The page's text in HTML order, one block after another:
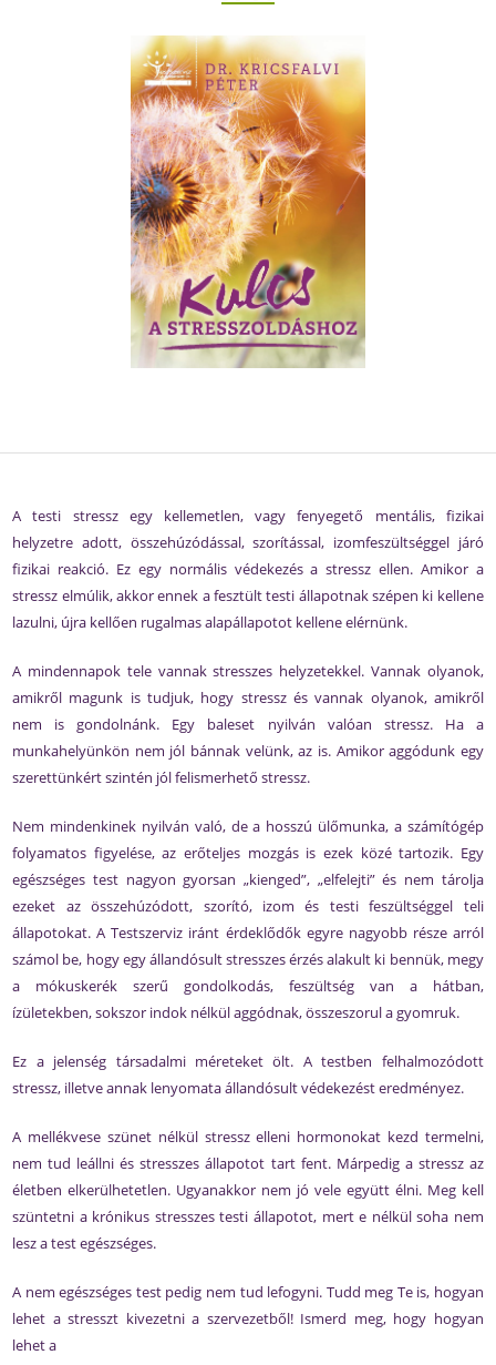
A testi stressz egy kellemetlen, vagy fenyegető mentális, fizikai
helyzetre adott, összehúzódással, szorítással, izomfeszültséggel járó
fizikai reakció. Ez egy normális védekezés a stressz ellen. Amikor a
stressz elmúlik, akkor ennek a fesztült testi állapotnak szépen ki kellene
lazulni, újra kellően rugalmas alapállapotot kellene elérnünk.
A mindennapok tele vannak stresszes helyzetekkel. Vannak olyanok,
amikről magunk is tudjuk, hogy stressz és vannak olyanok, amikről
nem is gondolnánk. Egy baleset nyilván valóan stressz. Ha a
munkahelyünkön nem jól bánnak velünk, az is. Amikor aggódunk egy
szerettünkért szintén jól felismerhető stressz.
Nem mindenkinek nyilván való, de a hosszú ülőmunka, a számítógép
folyamatos figyelése, az erőteljes mozgás is ezek közé tartozik. Egy
egészséges test nagyon gyorsan „kienged”, „elfelejti” és nem tárolja
ezeket az összehúzódott, szorító, izom és testi feszültséggel teli
állapotokat. A Testszerviz iránt érdeklődők egyre nagyobb része arról
számol be, hogy egy állandósult stresszes érzés alakult ki bennük, megy
a mókuskerék szerű gondolkodás, feszültség van a hátban,
ízületekben, sokszor indok nélkül aggódnak, összeszorul a gyomruk.
Ez a jelenség társadalmi méreteket ölt. A testben felhalmozódott
stressz, illetve annak lenyomata állandósult védekezést eredményez.
A mellékvese szünet nélkül stressz elleni hormonokat kezd termelni,
nem tud leállni és stresszes állapotot tart fent. Márpedig a stressz az
életben elkerülhetetlen. Ugyanakkor nem jó vele együtt élni. Meg kell
szüntetni a krónikus stresszes testi állapotot, mert e nélkül soha nem
lesz a test egészséges.
A nem egészséges test pedig nem tud lefogyni. Tudd meg Te is, hogyan
lehet a stresszt kivezetni a szervezetből! Ismerd meg, hogy hogyan
lehet a